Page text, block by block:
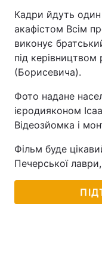
Кадри йдуть
акафістом Всім
виконує
під керівництвом
(Борисевича).
Фото надане
ієродияконом
Відеозйомка і
Фільм буде
Печерської